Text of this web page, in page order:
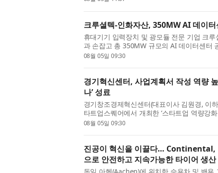
크루셜텍-인화자산, 350MW AI 데이
휴대기기 입력장치 및 광모듈 전문 기업 크
과 손잡고 총 350MW 규모의 AI 데이터센터
난 7월 30일 본사 회의실에서 인화자산과
08월 05일 09:30
경기혁신센터, 사업계획서 작성 역량
나’ 성료
경기창조경제혁신센터(대표이사 김원경, 이
타트업스퀘어에서 개최한 ‘스타트업 역량강
밝혔다. 이번 세미나는 예비·초기 창업자의
08월 05일 09:30
진공이 혁신을 이끌다… Continental,
으로 안전하고 지속가능한 타이어 생산